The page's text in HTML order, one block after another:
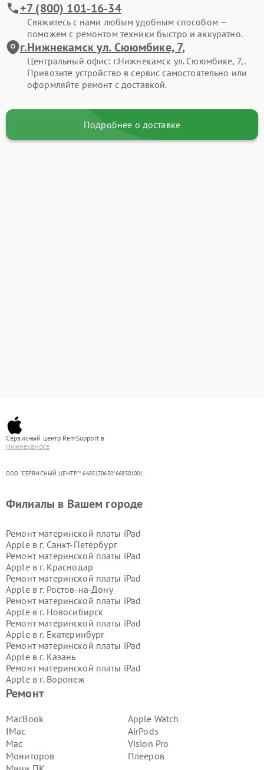
+7 (800) 101-16-34
Свяжитесь с нами любым удобным способом —
поможем с ремонтом техники быстро и аккуратно.
г.Нижнекамск ул. Сююмбике, 7,
Центральный офис: г.Нижнекамск ул. Сююмбике, 7,.
Привозите устройство в сервис самостоятельно или
оформляйте ремонт с доставкой.
Подробнее о доставке
Сервисный центр RemSupport в
Нижнекамске
ООО "СЕРВИСНЫЙ ЦЕНТР"* 6685170650*668501001
Ремонт
MacBook
IMac
Mac
Мониторов
Apple Watch
AirPods
Vision Pro
Плееров
Филиалы в Вашем городе
Ремонт материнской платы iPad
Apple в г. Санкт-Петербург
Ремонт материнской платы iPad
Apple в г. Краснодар
Ремонт материнской платы iPad
Apple в г. Ростов-на-Дону
Ремонт материнской платы iPad
Apple в г. Новосибирск
Ремонт материнской платы iPad
Apple в г. Екатеринбург
Ремонт материнской платы iPad
Apple в г. Казань
Ремонт материнской платы iPad
Apple в г. Воронеж
Ремонт материнской платы iPad
Ремонт материнской платы iPad
Apple в г.
Ремонт материнской платы iPad
Apple в г.
Ремонт материнской платы iPad